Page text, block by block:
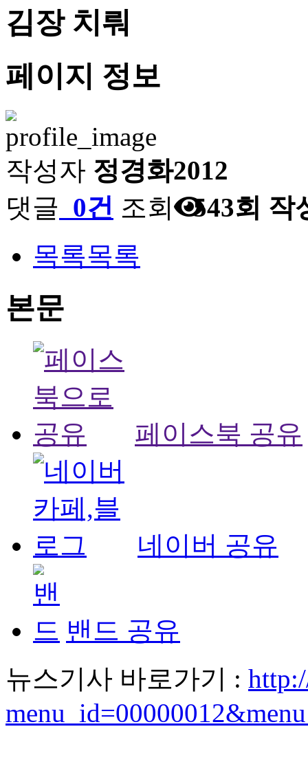
김장 치뤄
페이지 정보
작성자 정경화2012
댓글 0건 조회 543회 작
목록목록
본문
페이스북 공유
네이버 공유
밴드 공유
뉴스기사 바로가기 : http